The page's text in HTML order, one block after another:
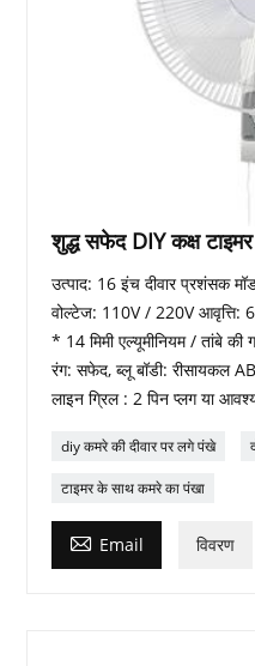
शुद्ध सफेद DIY कक्ष
उत्पाद: 16 इंच दीवार प्रशंसक
वोल्टेज: 110V / 220V आवृत्ति:
* 14 मिमी एल्यूमीनियम / तांबे की
रंग: सफेद, ब्लू बॉडी: रीसायकल
लाइन ग्रिल : 2 पिन प्लग या
diy कमरे की दीवार पर लगे पंखे
टाइमर के साथ कमरे का पंखा
 Email विवरण